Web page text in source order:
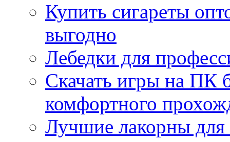
Купить сигареты
выгодно
Лебедки для
Скачать игры на ПК
комфортного
Лучшие лакорны для